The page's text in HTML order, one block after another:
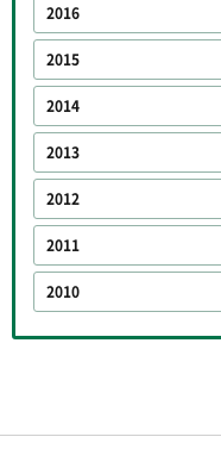
2016
2015
2014
2013
2012
2011
2010